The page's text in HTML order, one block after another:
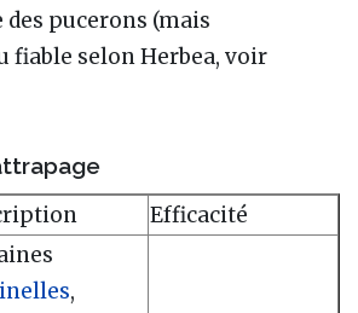
pucerons (mais
selon Herbea, voir
Efficacité
,